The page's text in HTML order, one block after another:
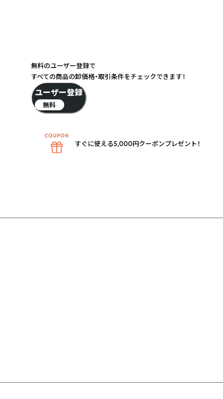
無料のユーザー登録で
すべての商品の卸価格・取引条件をチェックできます！
ユーザー登録
無料
すぐに使える5,000円クーポンプレゼント！